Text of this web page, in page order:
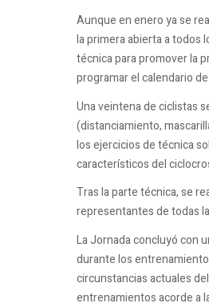
Aunque en enero ya se
la primera abierta a todos
técnica para promover la
programar el calendario
Una veintena de ciclistas
(distanciamiento,
los ejercicios de técnica
característicos del
Tras la parte técnica, se
representantes de todas
La Jornada concluyó con
durante los
circunstancias actuales
entrenamientos acorde a